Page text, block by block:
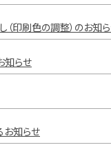
（印刷色の調整）のお知
知らせ
お知らせ